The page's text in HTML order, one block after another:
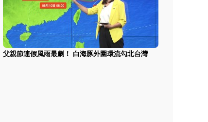
父親節連假風雨最劇！ 白海豚外圍環流勾北台灣